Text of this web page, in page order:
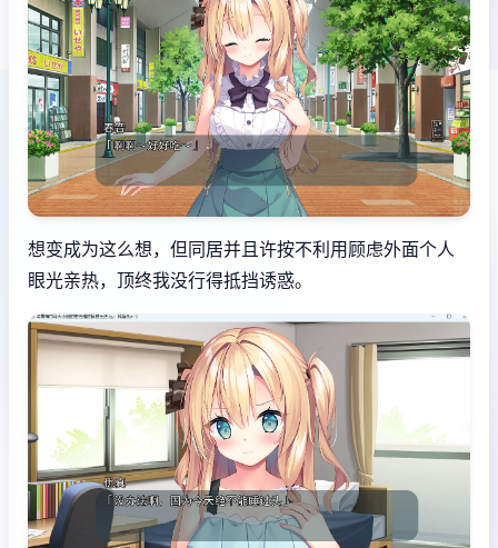
想变成为这么想，但同居并且许按不利用顾虑外面个人
眼光亲热，顶终我没行得抵挡诱惑。